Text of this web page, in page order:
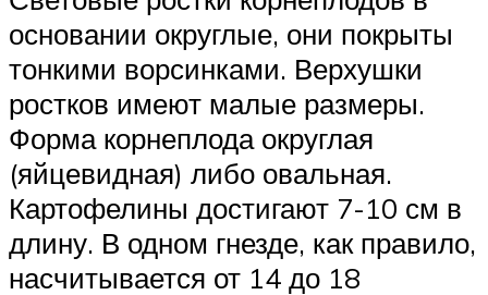
основании округлые, они покрыты
тонкими ворсинками. Верхушки
ростков имеют малые размеры.
Форма корнеплода округлая
(яйцевидная) либо овальная.
Картофелины достигают 7-10 см в
длину. В одном гнезде, как правило,
насчитывается от 14 до 18